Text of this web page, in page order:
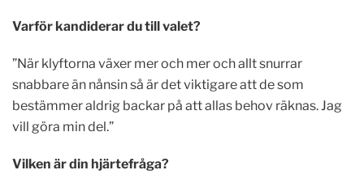
Varför kandiderar du till valet?
”När klyftorna växer mer och mer och allt snurrar
snabbare än nånsin så är det viktigare att de som
bestämmer aldrig backar på att allas behov räknas. Jag
vill göra min del.”
Vilken är din hjärtefråga?